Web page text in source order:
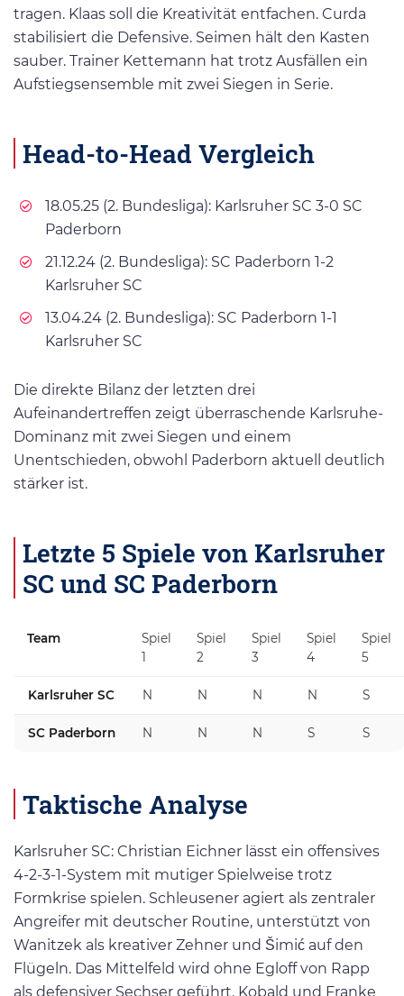
tragen. Klaas soll die Kreativität entfachen. Curda
stabilisiert die Defensive. Seimen hält den Kasten
sauber. Trainer Kettemann hat trotz Ausfällen ein
Aufstiegsensemble mit zwei Siegen in Serie.
Head-to-Head Vergleich
18.05.25 (2. Bundesliga): Karlsruher SC 3-0 SC
Paderborn
21.12.24 (2. Bundesliga): SC Paderborn 1-2
Karlsruher SC
13.04.24 (2. Bundesliga): SC Paderborn 1-1
Karlsruher SC
Die direkte Bilanz der letzten drei
Aufeinandertreffen zeigt überraschende Karlsruhe-
Dominanz mit zwei Siegen und einem
Unentschieden, obwohl Paderborn aktuell deutlich
stärker ist.
Letzte 5 Spiele von Karlsruher
SC und SC Paderborn
Team
Spiel
1
Spiel
2
Spiel
3
Spiel
4
Spiel
5
Karlsruher SC N N N N S
SC Paderborn N N N S S
Taktische Analyse
Karlsruher SC: Christian Eichner lässt ein offensives
4-2-3-1-System mit mutiger Spielweise trotz
Formkrise spielen. Schleusener agiert als zentraler
Angreifer mit deutscher Routine, unterstützt von
Wanitzek als kreativer Zehner und Šimić auf den
Flügeln. Das Mittelfeld wird ohne Egloff von Rapp
als defensiver Sechser geführt. Kobald und Franke